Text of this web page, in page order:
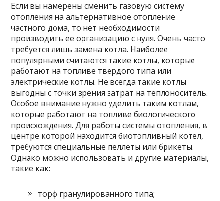
Если вы намерены сменить газовую систему
отопления на альтернативное отопление
частного дома, то нет необходимости
производить ее организацию с нуля. Очень часто
требуется лишь замена котла. Наиболее
популярными считаются такие котлы, которые
работают на топливе твердого типа или
электрические котлы. Не всегда такие котлы
выгодны с точки зрения затрат на теплоноситель.
Особое внимание нужно уделить таким котлам,
которые работают на топливе биологического
происхождения. Для работы системы отопления, в
центре которой находится биотопливный котел,
требуются специальные пеллеты или брикеты.
Однако можно использовать и другие материалы,
такие как:
торф гранулированного типа;